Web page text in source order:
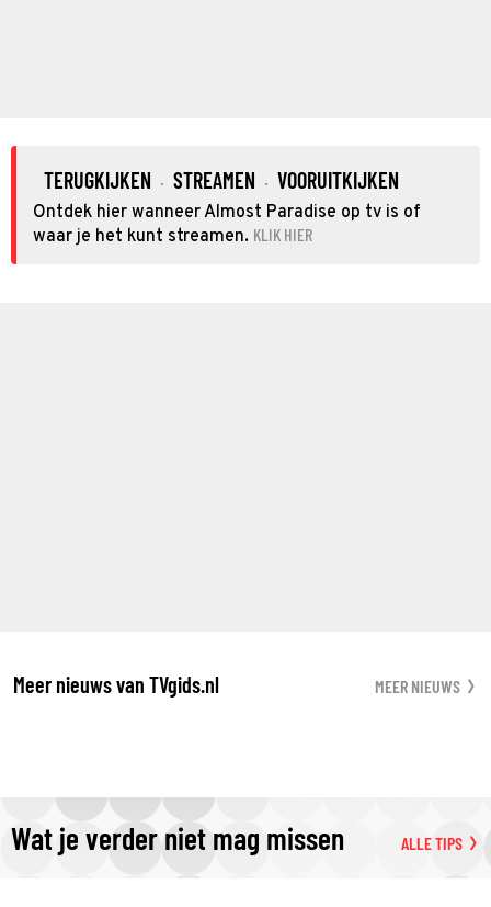
TERUGKIJKEN · STREAMEN · VOORUITKIJKEN
Ontdek hier wanneer Almost Paradise op tv is of
waar je het kunt streamen. KLIK HIER
Meer nieuws van TVgids.nl MEER NIEUWS
Wat je verder niet mag missen ALLE TIPS